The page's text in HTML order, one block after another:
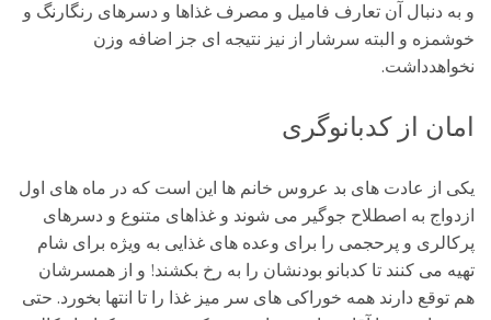
و به دنبال آن تعارف فامیل و مصرف غذاها و دسرهای رنگارنگ و
خوشمزه و البته سرشار از نیز نتیجه ای جز اضافه وزن
نخواهدداشت.
امان از کدبانوگری
یکی از عادت های بد عروس خانم ها این است که در ماه های اول
ازدواج به اصطلاح جوگیر می شوند و غذاهای متنوع و دسرهای
پرکالری و پرحجمی را برای وعده های غذایی به ویژه برای شام
تهیه می کنند تا کدبانو بودنشان را به رخ بکشند! و از همسرشان
هم توقع دارند همه خوراکی های سر میز غذا را تا انتها بخورد. حتی